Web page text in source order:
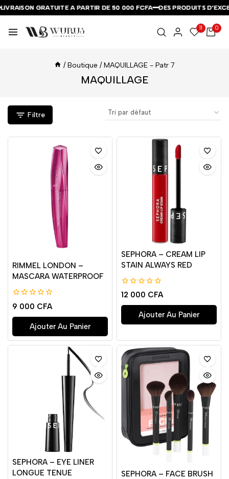
GRATUITE A PARTIR DE 50 000 FCFA DES PRODUITS
GRATUITE A PARTIR DE 50 000 FCFA DES PRODUITS
GRATUITE A PARTIR DE 50 000 FCFA DES PRODUITS
11 0
/ Boutique / MAQUILLAGE - Patr 7
MAQUILLAGE
Filtre
RIMMEL LONDON –
MASCARA WATERPROOF
0
de
5
9 000 CFA
Ajouter Au Panier
SEPHORA – CREAM LIP
STAIN ALWAYS RED
0
de
5
12 000 CFA
Ajouter Au Panier
SEPHORA – EYE LINER
LONGUE TENUE
SEPHORA – FACE BRUSH